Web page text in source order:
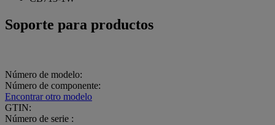
Soporte para productos
Número de modelo:
Número de componente:
Encontrar otro modelo
GTIN:
Número de serie :